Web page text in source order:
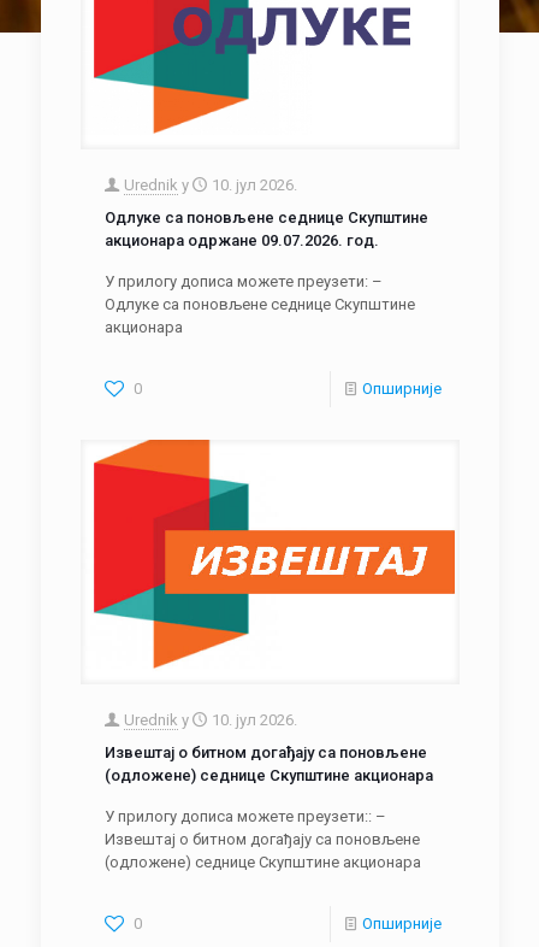
Urednik у
10. јул 2026.
Одлуке са поновљене седнице Скупштине
акционара одржане 09.07.2026. год.
У прилогу дописа можете преузети: –
Одлуке са поновљене седнице Скупштине
акционара
0 Опширније
Urednik у
10. јул 2026.
Извештај о битном догађају са поновљене
(одложене) седнице Скупштине акционара
У прилогу дописа можете преузети:: –
Извештај о битном догађају са поновљене
(одложене) седнице Скупштине акционара
0 Опширније